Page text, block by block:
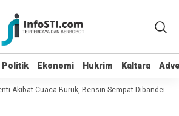
Politik Ekonomi Hukrim Kaltara
Politik Ekonomi Hukrim Kaltara
Akibat Cuaca Buruk, Bensin Sempat Dibanderol Rp